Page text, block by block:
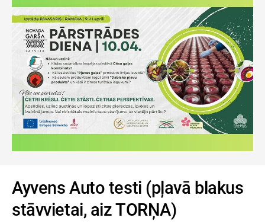
Ayvens Auto testi (pļavā blakus
stāvvietai, aiz TORŅA)